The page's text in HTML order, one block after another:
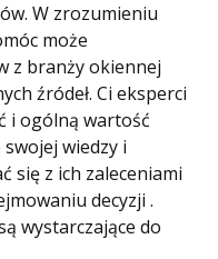
W zrozumieniu
może
z branży okiennej
źródeł. Ci eksperci
i ogólną wartość
wiedzy i
się z ich zaleceniami
decyzji .
wystarczające do